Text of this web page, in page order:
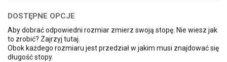
DOSTĘPNE OPCJE
Aby dobrać odpowiedni rozmiar zmierz swoją stopę. Nie wiesz jak
to zrobić? Zajrzyj tutaj.
Obok każdego rozmiaru jest przedział w jakim musi znajdować się
długość stopy.